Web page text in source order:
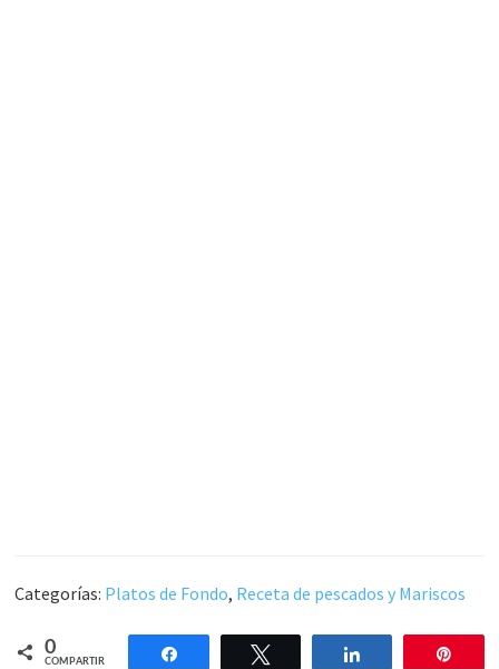
Categorías: Platos de Fondo, Receta de pescados y Mariscos
0
COMPARTIR
Compartir Compartir